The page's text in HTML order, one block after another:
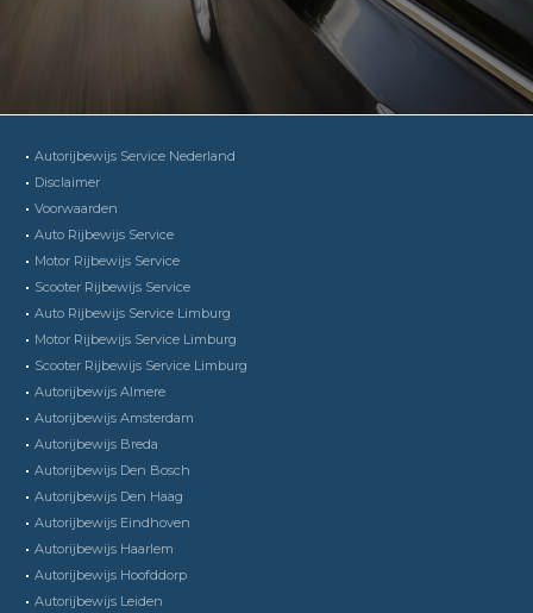
Autorijbewijs Service Nederland
Disclaimer
Voorwaarden
Auto Rijbewijs Service
Motor Rijbewijs Service
Scooter Rijbewijs Service
Auto Rijbewijs Service Limburg
Motor Rijbewijs Service Limburg
Scooter Rijbewijs Service Limburg
Autorijbewijs Almere
Autorijbewijs Amsterdam
Autorijbewijs Breda
Autorijbewijs Den Bosch
Autorijbewijs Den Haag
Autorijbewijs Eindhoven
Autorijbewijs Haarlem
Autorijbewijs Hoofddorp
Autorijbewijs Leiden